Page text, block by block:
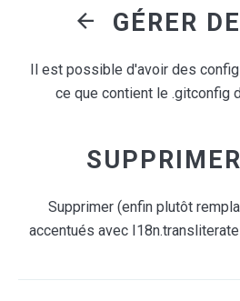
Il est possible d'avoir des
ce que contient le .gitconfig
Supprimer (enfin plutôt
accentués avec